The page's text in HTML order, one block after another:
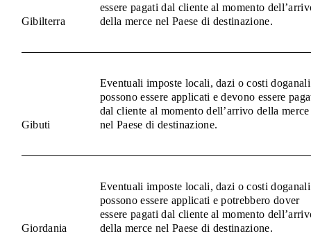
Gibilterra
essere pagati dal cliente al momento
della merce nel Paese di destinazione.
Gibuti
Eventuali imposte locali, dazi o costi doganali
possono essere applicati e devono essere
dal cliente al momento dell’arrivo della merce
nel Paese di destinazione.
Giordania
Eventuali imposte locali, dazi o costi doganali
possono essere applicati e potrebbero dover
essere pagati dal cliente al momento
della merce nel Paese di destinazione.